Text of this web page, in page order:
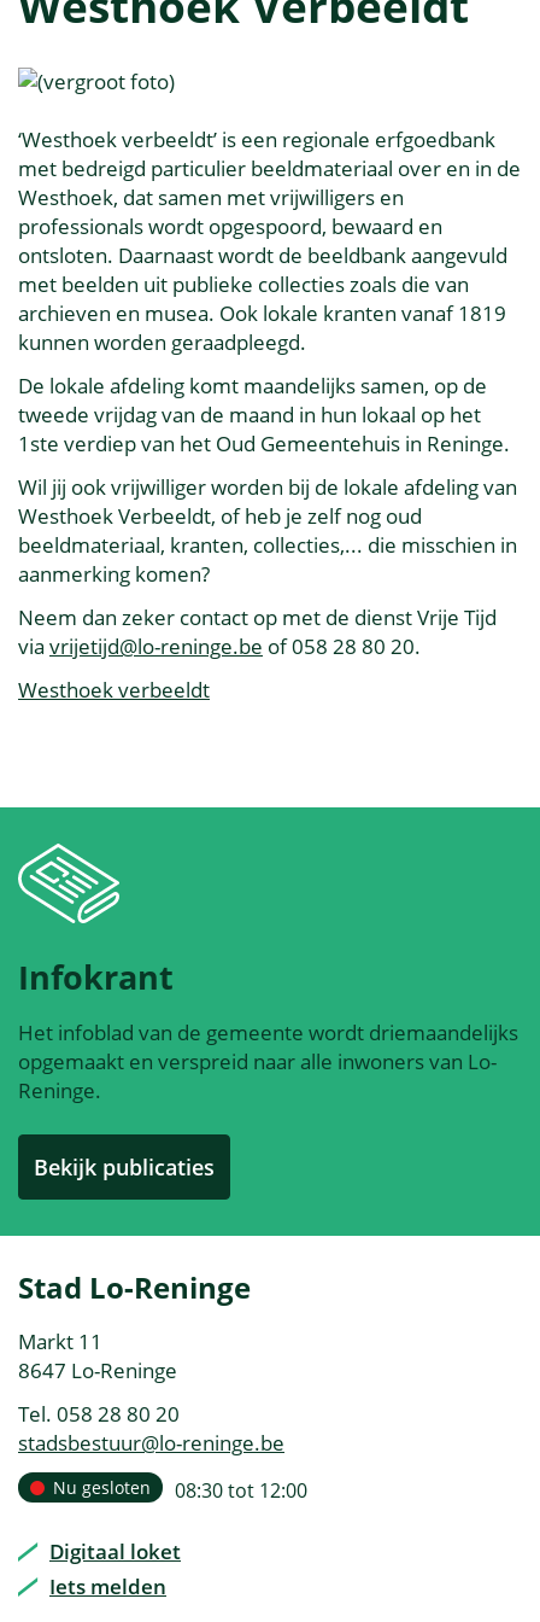
‘Westhoek verbeeldt’ is een regionale erfgoedbank
met bedreigd particulier beeldmateriaal over en in de
Westhoek, dat samen met vrijwilligers en
professionals wordt opgespoord, bewaard en
ontsloten. Daarnaast wordt de beeldbank aangevuld
met beelden uit publieke collecties zoals die van
archieven en musea. Ook lokale kranten vanaf 1819
kunnen worden geraadpleegd.
De lokale afdeling komt maandelijks samen, op de
tweede vrijdag van de maand in hun lokaal op het
1ste verdiep van het Oud Gemeentehuis in Reninge.
Wil jij ook vrijwilliger worden bij de lokale afdeling van
Westhoek Verbeeldt, of heb je zelf nog oud
beeldmateriaal, kranten, collecties,... die misschien in
aanmerking komen?
Neem dan zeker contact op met de dienst Vrije Tijd
via vrijetijd@lo-reninge.be of 058 28 80 20.
Westhoek verbeeldt
Infokrant
Het infoblad van de gemeente wordt driemaandelijks
opgemaakt en verspreid naar alle inwoners van Lo-
Reninge.
Bekijk publicaties
Contact
&
openingsuren
Stad Lo-Reninge
Adres
Markt 11
,8647 Lo-Reninge
Tel. 058 28 80 20
E-
mail
stadsbestuur@lo-reninge.be
Openingsuren
Vandaag
Nu gesloten
open
08:30tot 12:00
Digitaal loket
Iets melden